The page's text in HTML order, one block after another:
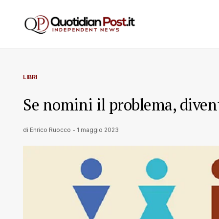
LIBRI
Se nomini il problema,
di Enrico Ruocco - 1 maggio 2023